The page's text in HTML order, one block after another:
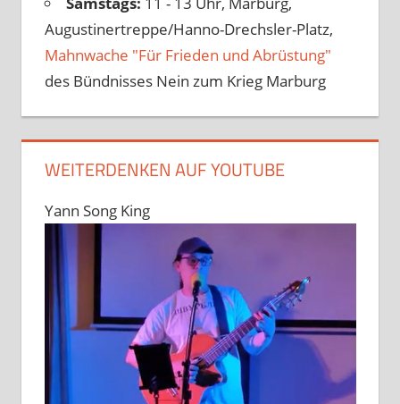
Augustinertreppe/Hanno-Drechsler-Platz,
Mahnwache "Für Frieden und Abrüstung"
des Bündnisses Nein zum Krieg Marburg
WEITERDENKEN AUF YOUTUBE
Yann Song King